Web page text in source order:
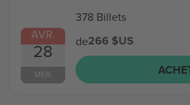
AVR.
28
MER.
378 Billets
de266 $US